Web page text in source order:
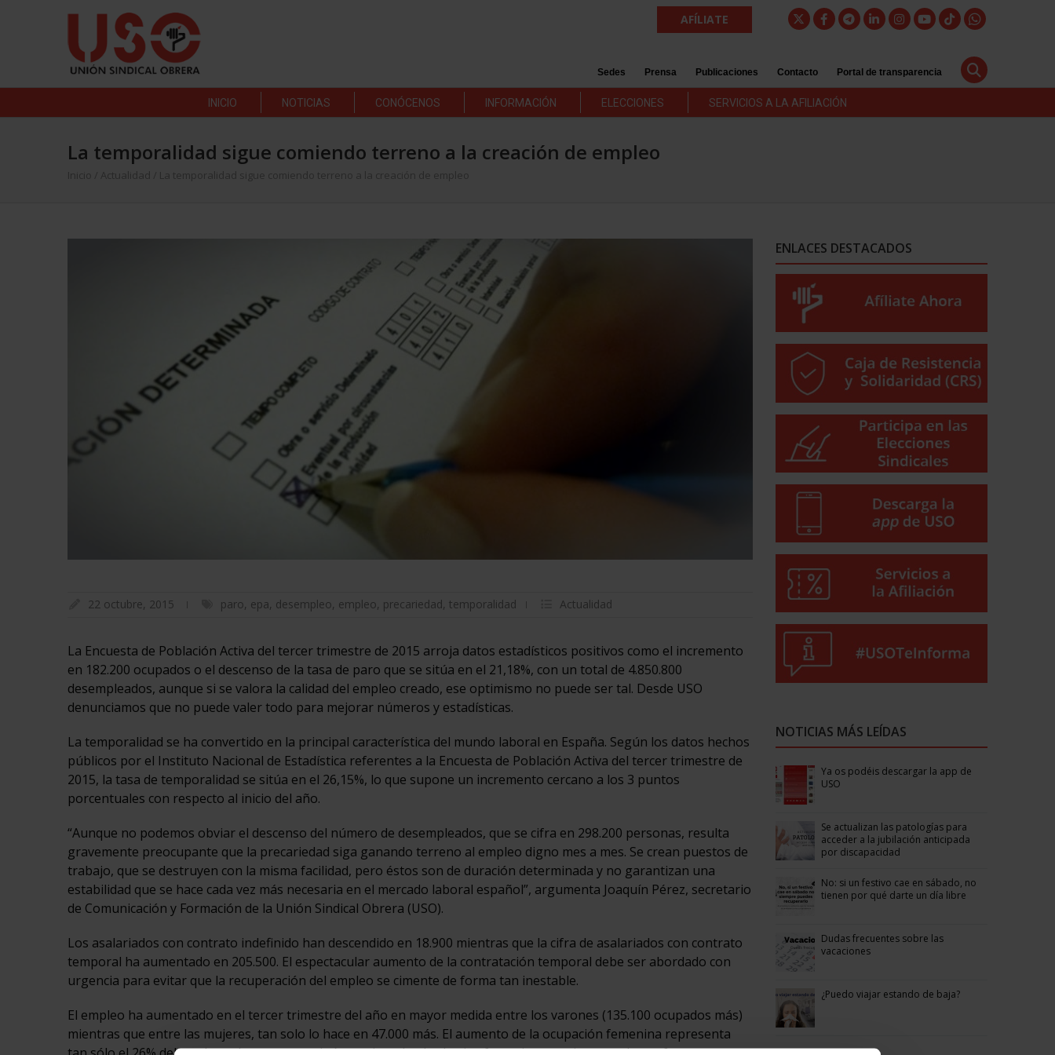
AFÍLIATE
Sedes Prensa Publicaciones Contacto Portal de transparencia
INICIO NOTICIAS CONÓCENOS INFORMACIÓN ELECCIONES SERVICIOS A LA AFILIACIÓN
La temporalidad sigue comiendo terreno a la creación de empleo
Inicio Actualidad La temporalidad sigue comiendo terreno a la creación de empleo
22 octubre, 2015 paro, epa, desempleo, empleo, precariedad, temporalidad Actualidad
La Encuesta de Población Activa del tercer trimestre de 2015 arroja datos estadísticos positivos como el incremento
en 182.200 ocupados o el descenso de la tasa de paro que se sitúa en el 21,18%, con un total de 4.850.800
desempleados, aunque si se valora la calidad del empleo creado, ese optimismo no puede ser tal. Desde USO
denunciamos que no puede valer todo para mejorar números y estadísticas.
La temporalidad se ha convertido en la principal característica del mundo laboral en España. Según los datos hechos
públicos por el Instituto Nacional de Estadística referentes a la Encuesta de Población Activa del tercer trimestre de
2015, la tasa de temporalidad se sitúa en el 26,15%, lo que supone un incremento cercano a los 3 puntos
porcentuales con respecto al inicio del año.
“Aunque no podemos obviar el descenso del número de desempleados, que se cifra en 298.200 personas, resulta
gravemente preocupante que la precariedad siga ganando terreno al empleo digno mes a mes. Se crean puestos de
trabajo, que se destruyen con la misma facilidad, pero éstos son de duración determinada y no garantizan una
estabilidad que se hace cada vez más necesaria en el mercado laboral español”, argumenta Joaquín Pérez, secretario
de Comunicación y Formación de la Unión Sindical Obrera (USO).
Los asalariados con contrato indefinido han descendido en 18.900 mientras que la cifra de asalariados con contrato
temporal ha aumentado en 205.500. El espectacular aumento de la contratación temporal debe ser abordado con
urgencia para evitar que la recuperación del empleo se cimente de forma tan inestable.
El empleo ha aumentado en el tercer trimestre del año en mayor medida entre los varones (135.100 ocupados más)
mientras que entre las mujeres, tan solo lo hace en 47.000 más. El aumento de la ocupación femenina representa
ENLACES DESTACADOS
NOTICIAS MÁS LEÍDAS
Ya os podéis descargar la app de
USO
Se actualizan las patologías para
acceder a la jubilación anticipada
por discapacidad
No: si un festivo cae en sábado, no
tienen por qué darte un día libre
Dudas frecuentes sobre las
vacaciones
¿Puedo viajar estando de baja?